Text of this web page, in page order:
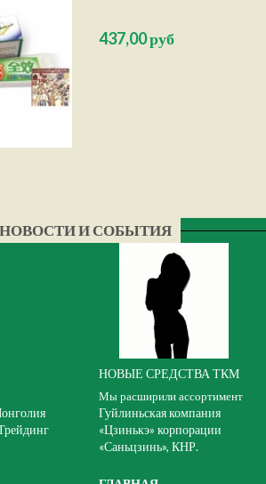
437,00 руб
НОВОСТИ И СОБЫТИЯ
НОВЫЕ СРЕДСТВА ТКМ
Мы расширили ассортимент
Гуйлиньская компания
«Цзинькэ» корпорации
«Саньцзинь», КНР.